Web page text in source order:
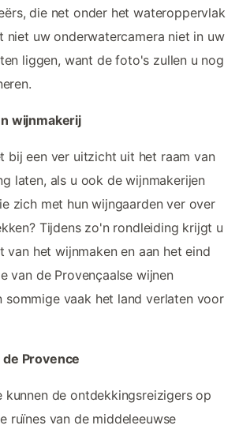
die net onder het wateroppervlak
niet uw onderwatercamera niet in uw
liggen, want de foto's zullen u nog
wijnmakerij
bij een ver uitzicht uit het raam van
laten, als u ook de wijnmakerijen
zich met hun wijngaarden ver over
Tijdens zo'n rondleiding krijgt u
van het wijnmaken en aan het eind
van de Provençaalse wijnen
sommige vaak het land verlaten voor
Provence
kunnen de ontdekkingsreizigers op
ruïnes van de middeleeuwse